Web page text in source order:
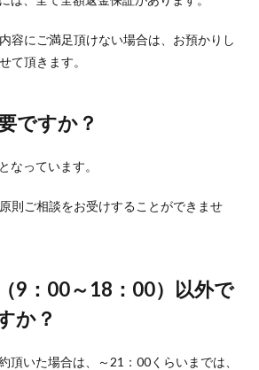
容にご満足頂けない場合は、お預かりし
て頂きます。
ですか？
なっています。
則ご相談をお受けすることができませ
9：00～18：00）以外で
か？
頂いた場合は、～21：00くらいまでは、